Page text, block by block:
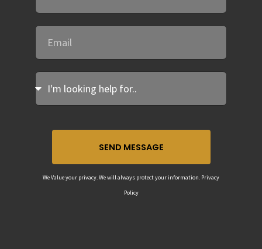
SEND MESSAGE
We Value your privacy. We will always protect your information. Privacy
Policy